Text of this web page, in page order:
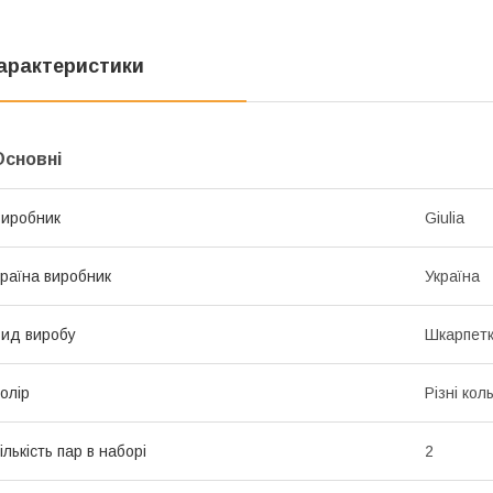
Giulia
виробник Україна
виробу
Різні
пар в наборі 2